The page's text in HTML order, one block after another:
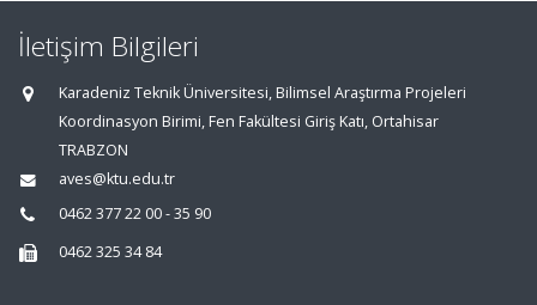
İletişim Bilgileri
Karadeniz Teknik Üniversitesi, Bilimsel Araştırma Projeleri
Koordinasyon Birimi, Fen Fakültesi Giriş Katı, Ortahisar
TRABZON
aves@ktu.edu.tr
0462 377 22 00 - 35 90
0462 325 34 84